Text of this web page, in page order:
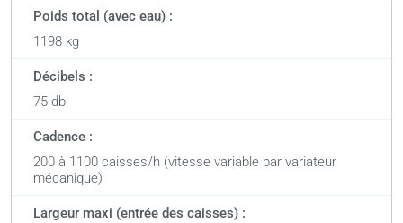
Poids total (avec eau) :
1198 kg
Décibels :
75 db
Cadence :
200 à 1100 caisses/h (vitesse variable par variateur
mécanique)
Largeur maxi (entrée des caisses) :